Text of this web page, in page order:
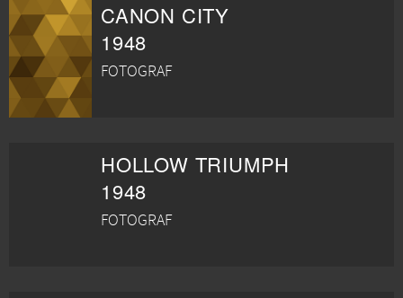
CANON CITY
1948
FOTOGRAF
HOLLOW TRIUMPH
1948
FOTOGRAF